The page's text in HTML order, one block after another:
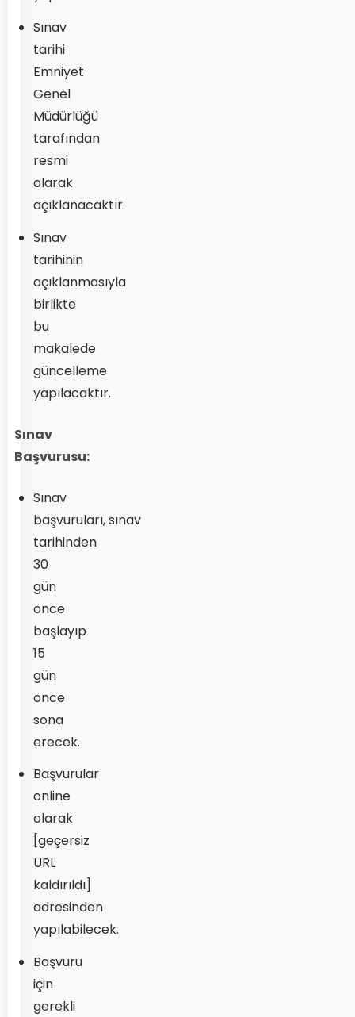
Sınav
tarihi
Emniyet
Genel
Müdürlüğü
tarafından
resmi
olarak
açıklanacaktır.
Sınav
tarihinin
açıklanmasıyla
birlikte
bu
makalede
güncelleme
yapılacaktır.
Sınav
Başvurusu:
Sınav
başvuruları, sınav
tarihinden
30
gün
önce
başlayıp
15
gün
önce
sona
erecek.
Başvurular
online
olarak
[geçersiz
URL
kaldırıldı]
adresinden
yapılabilecek.
Başvuru
için
gerekli